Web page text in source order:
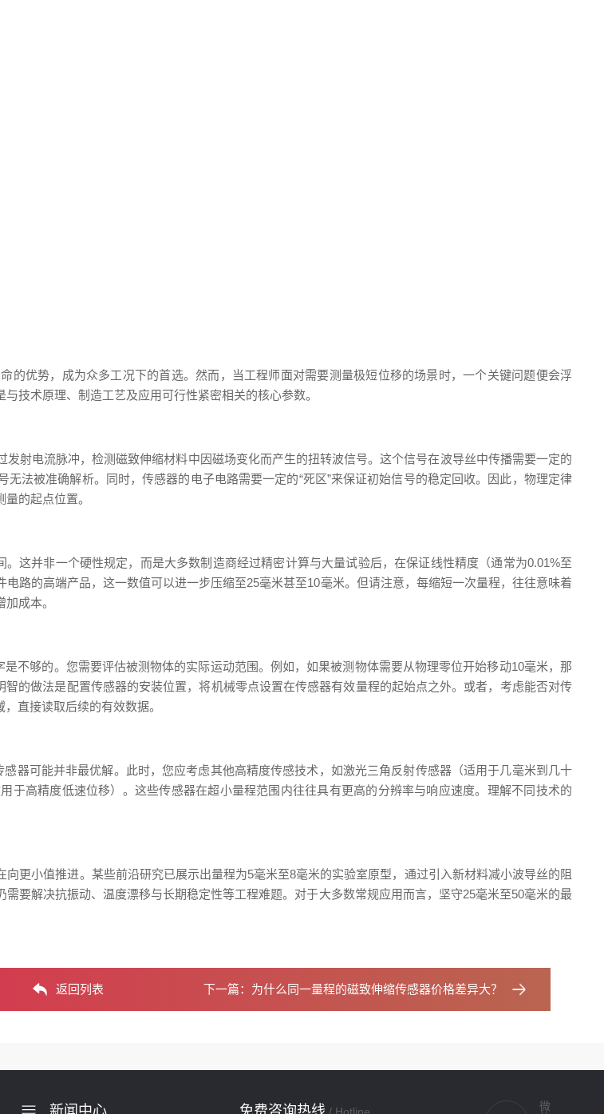
优势，成为众多工况下的首选。然而，当工程师面对需要测量极短位移的场景时，一个关键问题便会浮
技术原理、制造工艺及应用可行性紧密相关的核心参数。
射电流脉冲，检测磁致伸缩材料中因磁场变化而产生的扭转波信号。这个信号在波导丝中传播需要一定的
法被准确解析。同时，传感器的电子电路需要一定的“死区”来保证初始信号的稳定回收。因此，物理定律
的起点位置。
这并非一个硬性规定，而是大多数制造商经过精密计算与大量试验后，在保证线性精度（通常为0.01%至
路的高端产品，这一数值可以进一步压缩至25毫米甚至10毫米。但请注意，每缩短一次量程，往往意味着
成本。
不够的。您需要评估被测物体的实际运动范围。例如，如果被测物体需要从物理零位开始移动10毫米，那
的做法是配置传感器的安装位置，将机械零点设置在传感器有效量程的起始点之外。或者，考虑能否对传
直接读取后续的有效数据。
器可能并非最优解。此时，您应考虑其他高精度传感技术，如激光三角反射传感器（适用于几毫米到几十
高精度低速位移）。这些传感器在超小量程范围内往往具有更高的分辨率与响应速度。理解不同技术的
更小值推进。某些前沿研究已展示出量程为5毫米至8毫米的实验室原型，通过引入新材料减小波导丝的阻
要解决抗振动、温度漂移与长期稳定性等工程难题。对于大多数常规应用而言，坚守25毫米至50毫米的最
返回列表 下一篇： 为什么同一量程的磁致伸缩传感器价格差异大？
免费咨询热线
新闻中心